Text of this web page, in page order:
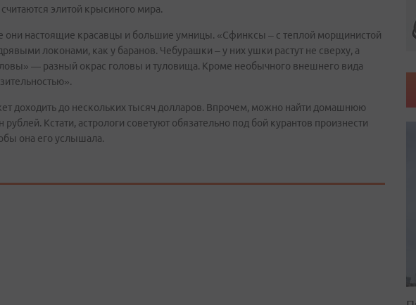
элитой крысиного мира.
настоящие красавцы и большие умницы. «Сфинксы – с теплой морщинистой
локонами, как у баранов. Чебурашки – у них ушки растут не сверху, а
— разный окрас головы и туловища. Кроме необычного внешнего вида
доходить до нескольких тысяч долларов. Впрочем, можно найти домашнюю
Кстати, астрологи советуют обязательно под бой курантов произнести
она его услышала.